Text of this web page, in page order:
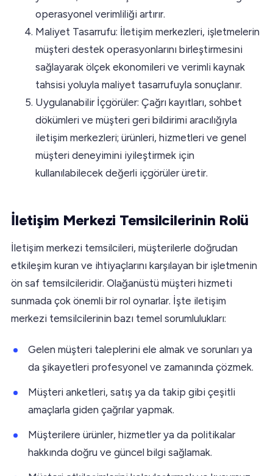
operasyonel verimliliği artırır.
Maliyet Tasarrufu: İletişim merkezleri, işletmelerin
müşteri destek operasyonlarını birleştirmesini
sağlayarak ölçek ekonomileri ve verimli kaynak
tahsisi yoluyla maliyet tasarrufuyla sonuçlanır.
Uygulanabilir İçgörüler: Çağrı kayıtları, sohbet
dökümleri ve müşteri geri bildirimi aracılığıyla
iletişim merkezleri; ürünleri, hizmetleri ve genel
müşteri deneyimini iyileştirmek için
kullanılabilecek değerli içgörüler üretir.
İletişim Merkezi Temsilcilerinin Rolü
İletişim merkezi temsilcileri, müşterilerle doğrudan
etkileşim kuran ve ihtiyaçlarını karşılayan bir işletmenin
ön saf temsilcileridir. Olağanüstü müşteri hizmeti
sunmada çok önemli bir rol oynarlar. İşte iletişim
merkezi temsilcilerinin bazı temel sorumlulukları:
Gelen müşteri taleplerini ele almak ve sorunları ya
da şikayetleri profesyonel ve zamanında çözmek.
Müşteri anketleri, satış ya da takip gibi çeşitli
amaçlarla giden çağrılar yapmak.
Müşterilere ürünler, hizmetler ya da politikalar
hakkında doğru ve güncel bilgi sağlamak.